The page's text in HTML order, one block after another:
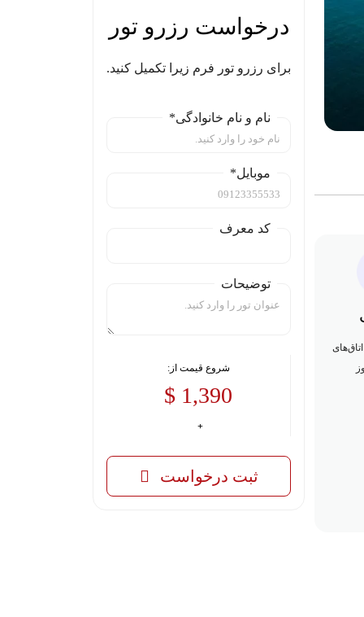
درخواست رزرو تور
برای رزرو تور فرم زیرا تکمیل کنید.
نام و نام خانوادگی*
موبایل*
کد معرف
توضیحات
شروع قیمت از:
1,390 $
ثبت درخواست